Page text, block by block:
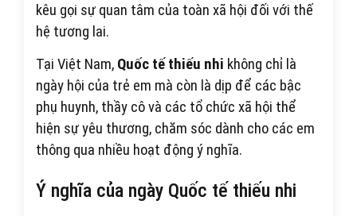
kêu gọi sự quan tâm của toàn xã hội đối với thế
hệ tương lai.
Tại Việt Nam, Quốc tế thiếu nhi không chỉ là
ngày hội của trẻ em mà còn là dịp để các bậc
phụ huynh, thầy cô và các tổ chức xã hội thể
hiện sự yêu thương, chăm sóc dành cho các em
thông qua nhiều hoạt động ý nghĩa.
Ý nghĩa của ngày Quốc tế thiếu nhi